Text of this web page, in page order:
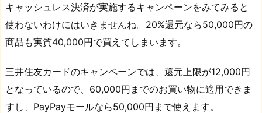
キャッシュレス決済が実施するキャンペーンをみてみると
使わないわけにはいきませんね。20%還元なら50,000円の
商品も実質40,000円で買えてしまいます。
三井住友カードのキャンペーンでは、還元上限が12,000円
となっているので、60,000円までのお買い物に適用できま
すし、PayPayモールなら50,000円まで使えます。